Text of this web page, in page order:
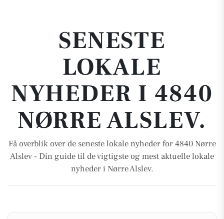
SENESTE
LOKALE
NYHEDER I 4840
NØRRE ALSLEV.
Få overblik over de seneste lokale nyheder for 4840 Nørre
Alslev - Din guide til de vigtigste og mest aktuelle lokale
nyheder i Nørre Alslev.